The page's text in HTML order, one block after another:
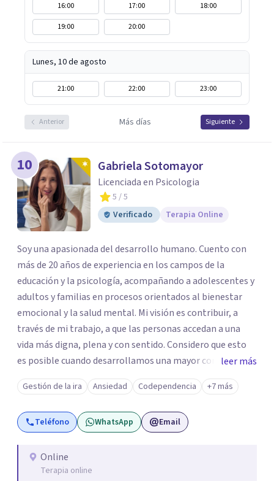
16:00 17:00
18:00
19:00
20:00
Lunes, 10 de agosto
21:00 22:00 23:00
Anterior Más días Siguiente
10 Gabriela Sotomayor
Licenciada en Psicologia
5 / 5
Verificado
Terapia Online
Soy una apasionada del desarrollo humano. Cuento con
más de 20 años de experiencia en los campos de la
educación y la psicología, acompañando a adolescentes y
adultos y familias en procesos orientados al bienestar
emocional y la salud mental. Mi visión es contribuir, a
través de mi trabajo, a que las personas accedan a una
vida más digna, plena y con sentido. Considero que esto
es posible cuando desarrollamos una mayor conciencia
de nuestro mundo interior y de la manera en que nuestras
experiencias influyen en nuestra forma de sentir, pensar y
relacionarnos. Mi misión es ofrecer un espacio de
acompañamiento en salud mental basado en la
cada persona. Integro conocimientos y herramientas de
la psicología con un enfoque informado en trauma para
leer más
Gestión de la ira Ansiedad Codependencia +7 más
Teléfono WhatsApp Email
Online
Terapia online